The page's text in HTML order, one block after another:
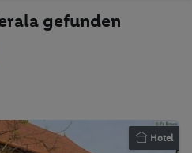
gefunden
Hotel